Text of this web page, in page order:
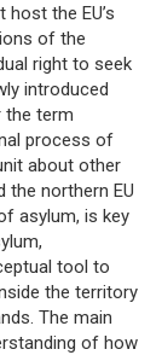
the EU’s
of the
right to seek
introduced
the term
process of
about other
the northern EU
asylum, is key
tool to
the territory
The main
of how